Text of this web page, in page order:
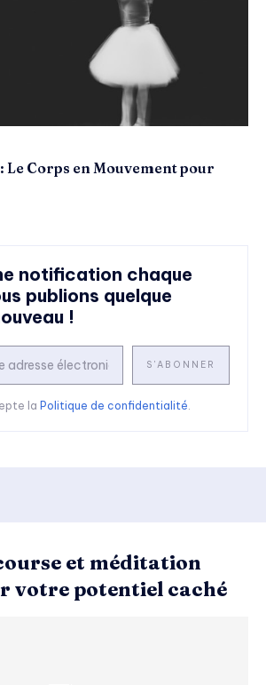
Le Corps en Mouvement pour
notification chaque
publions quelque
!
S'ABONNER
la Politique de confidentialité
et méditation
votre potentiel caché